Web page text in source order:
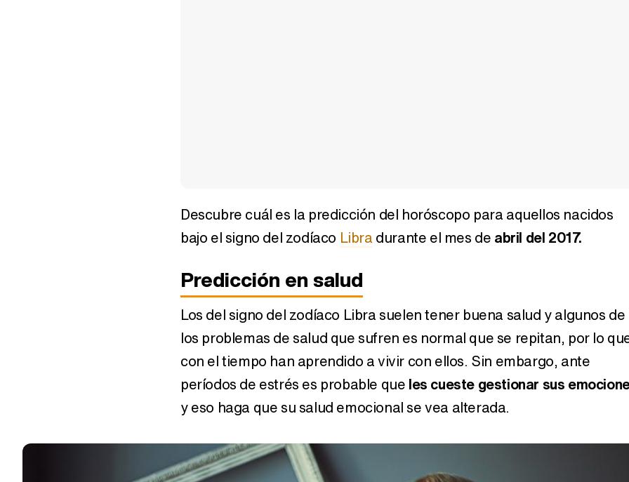
Descubre cuál es la predicción del horóscopo para aquellos nacidos
bajo el signo del zodíaco Libra durante el mes de abril del 2017.
Predicción en salud
Los del signo del zodíaco Libra suelen tener buena salud y algunos de
los problemas de salud que sufren es normal que se repitan, por lo
con el tiempo han aprendido a vivir con ellos. Sin embargo, ante
períodos de estrés es probable que les cueste gestionar sus
y eso haga que su salud emocional se vea alterada.
Características de los
Libra: ¿Cómo son los
nacidos entre el 24 de
octubre?
Rituales para conquistar el
amor de un Libra
Rituales
Horóscopo agosto 2014:
Capricornio